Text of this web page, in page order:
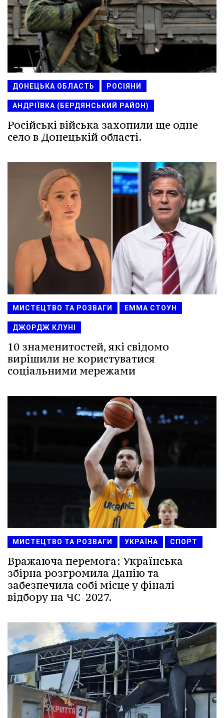
ДОНЕЦЬКА ОБЛАСТЬ РОСІЯНИ
АНДРІЇВКА (БЕРДЯНСЬКИЙ РАЙОН)
Російські війська захопили ще одне
село в Донецькій області.
МИСТЕЦТВО ТА РОЗВАГИ ЕММА СТОУН
ДЖОРДЖ КЛУНІ
10 знаменитостей, які свідомо
вирішили не користуватися
соціальними мережами
МИСТЕЦТВО ТА РОЗВАГИ УКРАЇНА СПОРТ
Вражаюча перемога: Українська
збірна розгромила Данію та
забезпечила собі місце у фіналі
відбору на ЧС-2027.